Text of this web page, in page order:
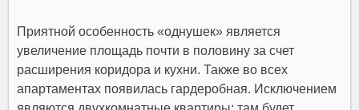
Приятной особенность «однушек» является
увеличение площадь почти в половину за счет
расширения коридора и кухни. Также во всех
апартаментах появилась гардеробная. Исключением